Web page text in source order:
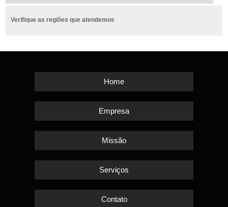
Verifique as regiões que atendemos
Home
Empresa
Missão
Serviços
Contato